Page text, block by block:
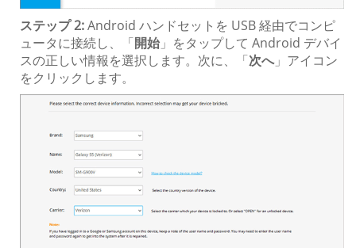
ステップ 2:Android ハンドセットを USB 経由でコンピ
ュータに接続し、「開始 」をタップして Android デバイ
スの正しい情報を選択します。次に、「次へ」アイコン
をクリックします。